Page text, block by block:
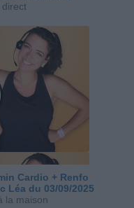
Cardio + Renfo
Léa du 03/09/2025
la maison